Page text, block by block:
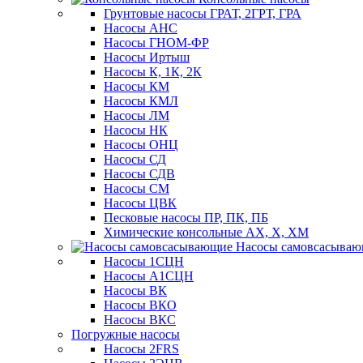
Грунтовые насосы ГРАТ, 2ГРТ, ГРА
Насосы АНС
Насосы ГНОМ-ФР
Насосы Иртыш
Насосы К, 1К, 2К
Насосы КМ
Насосы КМЛ
Насосы ЛМ
Насосы НК
Насосы ОНЦ
Насосы СД
Насосы СДВ
Насосы СМ
Насосы ЦВК
Песковые насосы ПР, ПК, ПБ
Химические консольные АХ, Х, ХМ
Насосы
Насосы 1СЦН
Насосы А1СЦН
Насосы ВК
Насосы ВКО
Насосы ВКС
Погружные насосы
Насосы 2FRS